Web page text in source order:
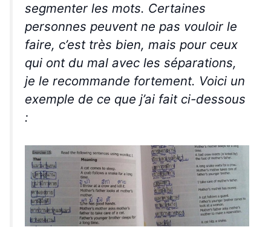
segmenter les mots. Certaines
personnes peuvent ne pas vouloir le
faire, c’est très bien, mais pour ceux
qui ont du mal avec les séparations,
je le recommande fortement. Voici un
exemple de ce que j’ai fait ci-dessous
: